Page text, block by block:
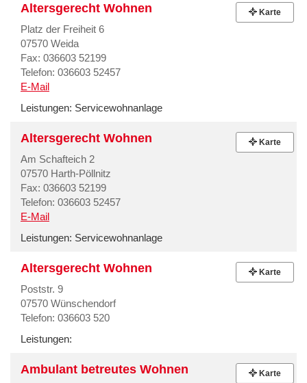
Altersgerecht Wohnen
Platz der Freiheit 6
07570 Weida
Fax: 036603 52199
Telefon: 036603 52457
E-Mail
Leistungen: Servicewohnanlage
Karte
Altersgerecht Wohnen
Am Schafteich 2
07570 Harth-Pöllnitz
Fax: 036603 52199
Telefon: 036603 52457
E-Mail
Leistungen: Servicewohnanlage
Karte
Altersgerecht Wohnen
Poststr. 9
07570 Wünschendorf
Telefon: 036603 520
Leistungen:
Karte
Ambulant betreutes Wohnen Karte